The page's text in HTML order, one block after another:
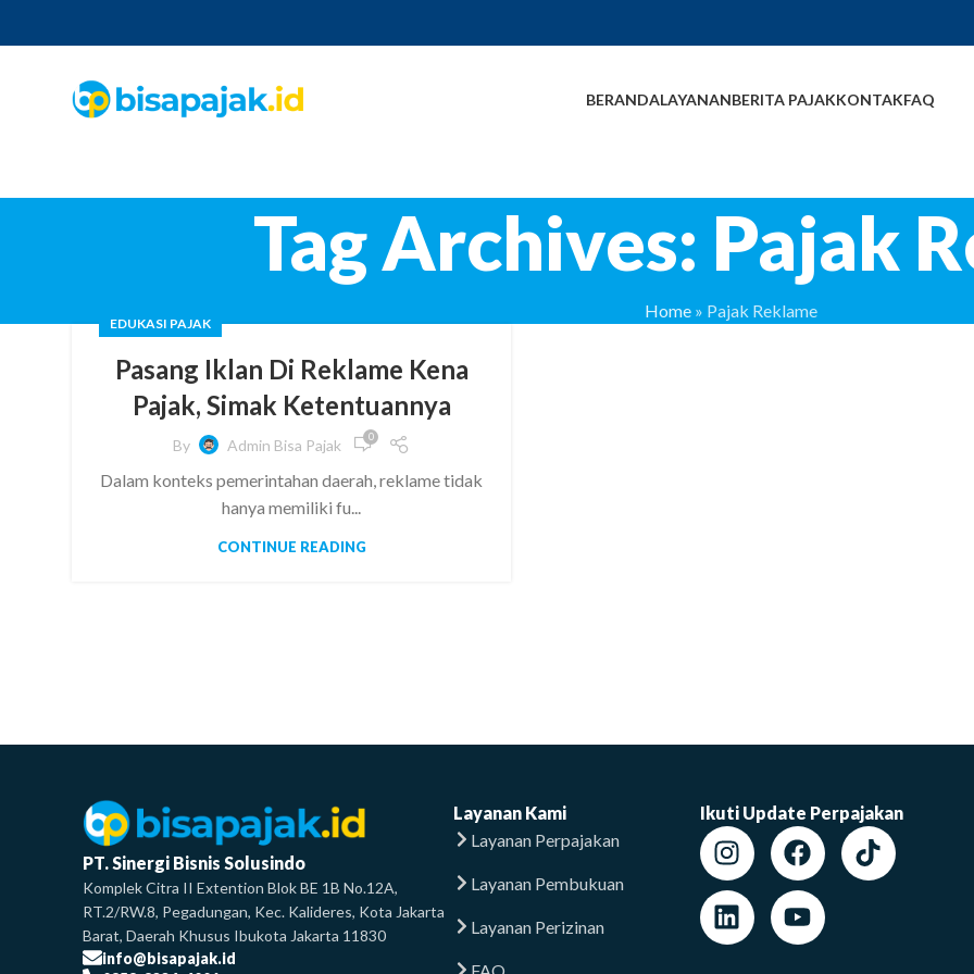
BERANDALAYANANBERITA PAJAKKONTAKFAQ
Tag Archives: Pajak
Home» Pajak Reklame
EDUKASI PAJAK
Pasang Iklan Di Reklame Kena
Pajak, Simak Ketentuannya
By Admin Bisa Pajak 0
Dalam konteks pemerintahan daerah, reklame tidak
hanya memiliki fu...
CONTINUE READING
PT. Sinergi Bisnis Solusindo
Komplek Citra II Extention Blok BE 1B No.12A,
RT.2/RW.8, Pegadungan, Kec. Kalideres, Kota Jakarta
Barat, Daerah Khusus Ibukota Jakarta 11830
info@bisapajak.id
Layanan Kami
Layanan Perpajakan
Layanan Pembukuan
Layanan Perizinan
FAQ
Ikuti Update Perpajakan